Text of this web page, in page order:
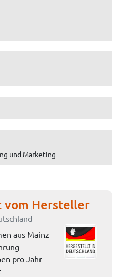
und Marketing
vom Hersteller
aus Mainz
pro Jahr